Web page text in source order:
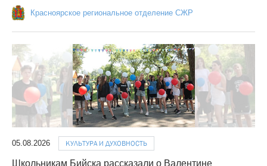
Красноярское региональное отделение СЖР
05.08.2026 КУЛЬТУРА И ДУХОВНОСТЬ
Школьникам Бийска рассказали о Валентине